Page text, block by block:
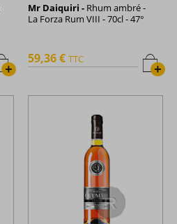
+
Mr Daiquiri - Rhum ambré -
La Forza Rum VIII - 70cl - 47°
+
59,36 € TTC